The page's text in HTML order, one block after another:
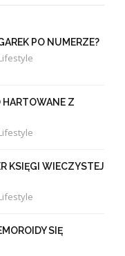
PO NUMERZE?
HARTOWANE Z
KSIĘGI WIECZYSTEJ
SIĘ